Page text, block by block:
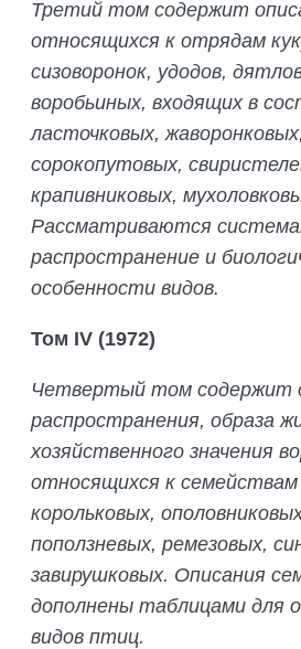
Третий том содержит
относящихся к отрядам
сизоворонок, удодов,
воробьиных, входящих в
ласточковых,
сорокопутовых,
крапивниковых,
Рассматриваются
распространение и
особенности видов.
Том IV (1972)
Четвертый том содержит
распространения, образа
хозяйственного значения
относящихся к семействам
корольковых,
поползневых, ремезовых,
завирушковых. Описания
дополнены таблицами для
видов птиц.